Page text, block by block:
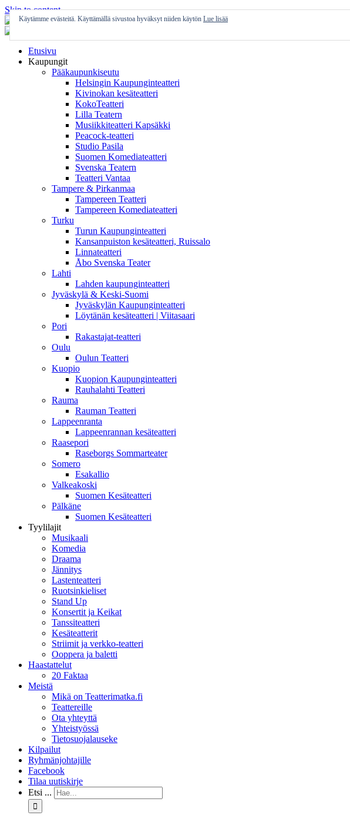
Skip to content
Etusivu
Kaupungit
Pääkaupunkiseutu
Helsingin Kaupunginteatteri
Kivinokan kesäteatteri
KokoTeatteri
Lilla Teatern
Musiikkiteatteri Kapsäkki
Peacock-teatteri
Studio Pasila
Suomen Komediateatteri
Svenska Teatern
Teatteri Vantaa
Tampere & Pirkanmaa
Tampereen Teatteri
Tampereen Komediateatteri
Turku
Turun Kaupunginteatteri
Kansanpuiston kesäteatteri, Ruissalo
Linnateatteri
Åbo Svenska Teater
Lahti
Lahden kaupunginteatteri
Jyväskylä & Keski-Suomi
Jyväskylän Kaupunginteatteri
Löytänän kesäteatteri | Viitasaari
Pori
Rakastajat-teatteri
Oulu
Oulun Teatteri
Kuopio
Kuopion Kaupunginteatteri
Rauhalahti Teatteri
Rauma
Rauman Teatteri
Lappeenranta
Lappeenrannan kesäteatteri
Raasepori
Raseborgs Sommarteater
Somero
Esakallio
Valkeakoski
Suomen Kesäteatteri
Pälkäne
Suomen Kesäteatteri
Tyylilajit
Musikaali
Komedia
Draama
Jännitys
Lastenteatteri
Ruotsinkieliset
Stand Up
Konsertit ja Keikat
Tanssiteatteri
Kesäteatterit
Striimit ja verkko-teatteri
Ooppera ja baletti
Haastattelut
20 Faktaa
Meistä
Mikä on Teatterimatka.fi
Teattereille
Ota yhteyttä
Yhteistyössä
Tietosuojalauseke
Kilpailut
Ryhmänjohtajille
Facebook
Tilaa uutiskirje
Etsi ...
Käytämme evästeitä. Käyttämällä sivustoa hyväksyt niiden käytön Lue lisää